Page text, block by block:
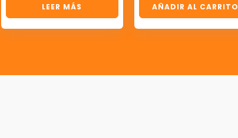
LEER MÁS AÑADIR AL CARRITO